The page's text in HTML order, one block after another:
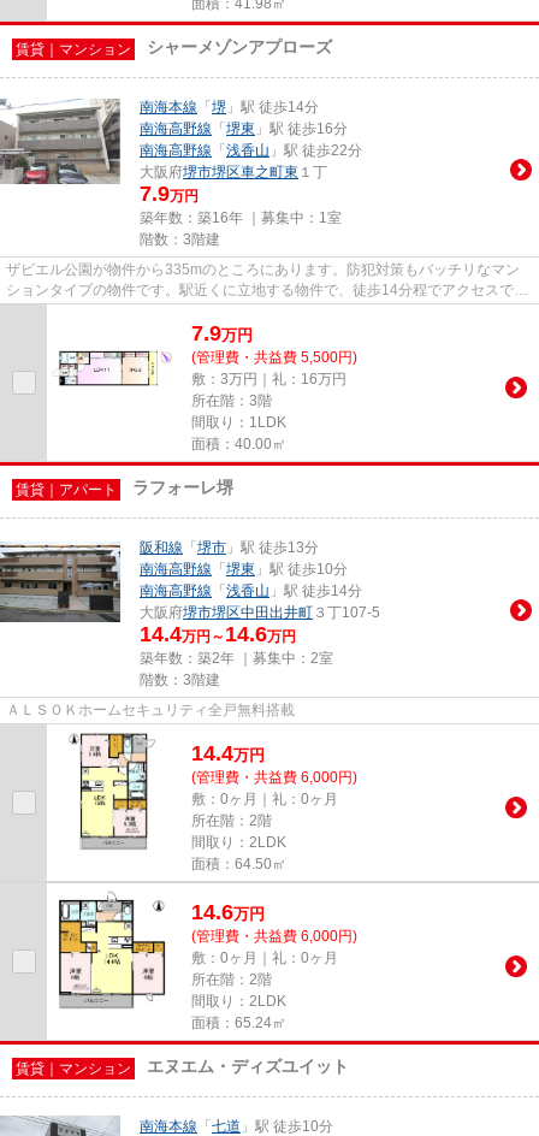
面積：41.98㎡
賃貸｜マンション シャーメゾンアプローズ
南海本線 「 堺 」駅 徒歩14分
南海高野線 「 堺東 」駅 徒歩16分
南海高野線 「 浅香山 」駅 徒歩22分
大阪府堺市堺区車之町東 １丁
7.9万円
築年数：築16年 ｜募集中： 1室
階数：3階建
ザビエル公園が物件から335mのところにあります。防犯対策もバッチリなマン
ションタイプの物件です。駅近くに立地する物件で、徒歩14分程でアクセスでき
7.9万円
(管理費・共益費 5,500円)
敷：3万円｜礼：16万円
所在階：3階
間取り：1LDK
面積：40.00㎡
賃貸｜アパート ラフォーレ堺
阪和線 「 堺市 」駅 徒歩13分
南海高野線 「 堺東 」駅 徒歩10分
南海高野線 「 浅香山 」駅 徒歩14分
大阪府堺市堺区中田出井町 ３丁107-5
14.4万円～ 14.6万円
築年数：築2年 ｜募集中： 2室
階数：3階建
ＡＬＳＯＫホームセキュリティ全戸無料搭載
14.4万円
(管理費・共益費 6,000円)
敷：0ヶ月｜礼：0ヶ月
所在階：2階
間取り：2LDK
面積：64.50㎡
14.6万円
(管理費・共益費 6,000円)
敷：0ヶ月｜礼：0ヶ月
所在階：2階
間取り：2LDK
面積：65.24㎡
賃貸｜マンション エヌエム・ディズユイット
南海本線 「 七道 」駅 徒歩10分